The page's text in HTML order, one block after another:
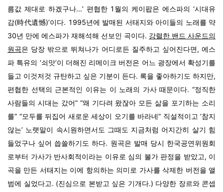
름값 제대로 하겠구나...’ 편협한 1월의 케이팝은 에스파의 ‘시대유
감(時代遺憾)’이다. 1995년에 발매된 서태지와 아이들의 노래를 약
30년 만에 에스파가 재해석해 선보인 곡이다. 강렬한 밴드 사운드의
원곡은 당장 밖으로 뛰쳐나가 어디로든 질주하고 싶어진다면, 에스
파 특유의 ‘쇠맛’이 더해진 리메이크 버전은 어느 광장에서 확성기를
들고 이것저것 규탄하고 싶은 기분이 든다. 록을 좋아하기도 하지만,
편협한 선택의 근본적인 이유는 이 노래의 가사 때문이다. “정직한
사람들의 시대는 갔어” “왜 기다려 왔잖아 모든 삶을 포기하는 소리
를” “모두를 뒤집어 새로운 세상이 오기를 바라네” 직설적이고 ‘참지
않는’ 노랫말이 속시원하면서도 그때도 지금처럼 어지간히 살기 힘
들었구나 싶어 씁쓸하기도 하다. 원곡은 발매 당시 한국공연위원회
로부터 가사가 반사회적이라는 이유로 심의 불가 판정을 받았고, 이
곡을 만든 서태지는 이에 항의하는 의미로 가사를 삭제한 버전을 앨
범에 실었다고. (진심으로 본받고 싶은 기개다.) 다양한 장르와 콘셉